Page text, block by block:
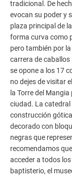
tradicional. De
evocan su poder y
plaza principal de
forma curva como
pero también por
carrera de caballos
se opone a los 17
no dejes de visitar
la Torre del
ciudad. La catedral
construcción
decorado con
negras que
recomendamos
acceder a todos
baptisterio, el